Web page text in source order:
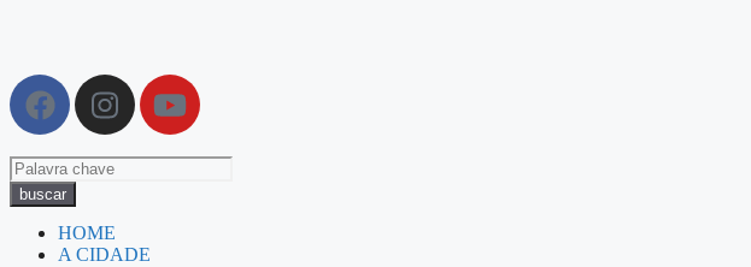
buscar
HOME
A CIDADE